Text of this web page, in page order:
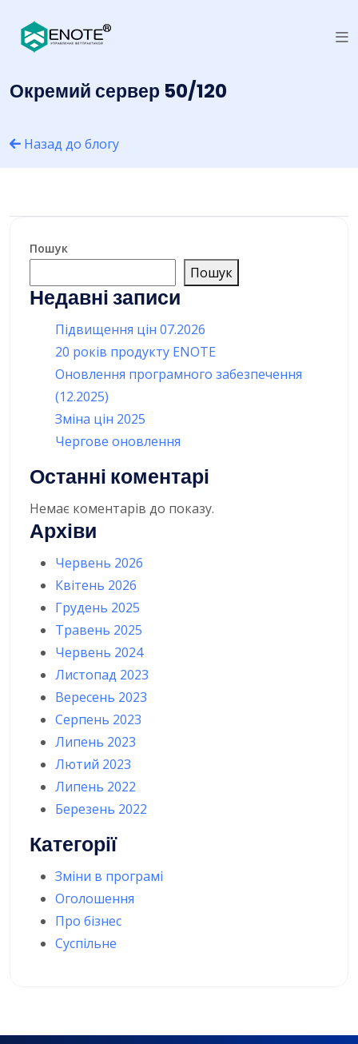
Окремий сервер 50/120
Назад до блогу
Пошук
Пошук
Недавні записи
Підвищення цін 07.2026
20 років продукту ENOTE
Оновлення програмного забезпечення
(12.2025)
Зміна цін 2025
Чергове оновлення
Останні коментарі
Немає коментарів до показу.
Архіви
Червень 2026
Квітень 2026
Грудень 2025
Травень 2025
Червень 2024
Листопад 2023
Вересень 2023
Серпень 2023
Липень 2023
Лютий 2023
Липень 2022
Березень 2022
Категорії
Зміни в програмі
Оголошення
Про бізнес
Суспільне